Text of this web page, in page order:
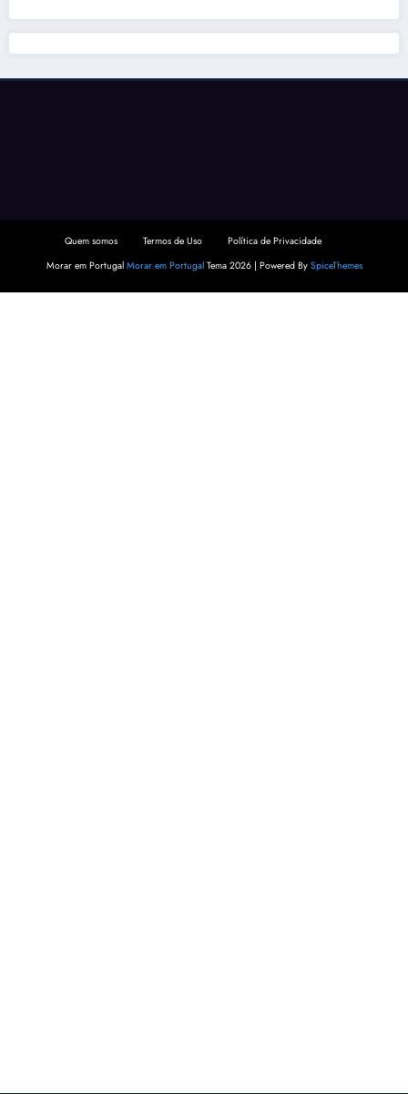
Quem somos Termos de Uso
Política de Privacidade
Morar em Portugal Morar em PortugalTema 2026 | Powered By SpiceThemes